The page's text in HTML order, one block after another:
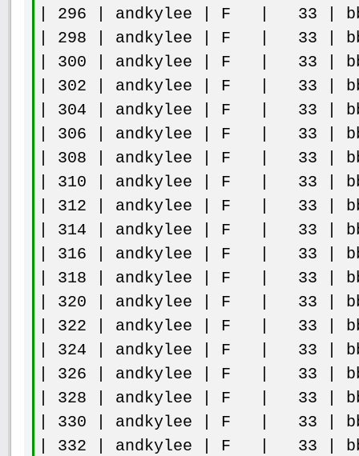
| 296 | andkylee | F | 33 |
| 298 | andkylee | F | 33 |
| 300 | andkylee | F | 33 |
| 302 | andkylee | F | 33 |
| 304 | andkylee | F | 33 |
| 306 | andkylee | F | 33 |
| 308 | andkylee | F | 33 |
| 310 | andkylee | F | 33 |
| 312 | andkylee | F | 33 |
| 314 | andkylee | F | 33 |
| 316 | andkylee | F | 33 |
| 318 | andkylee | F | 33 |
| 320 | andkylee | F | 33 |
| 322 | andkylee | F | 33 |
| 324 | andkylee | F | 33 |
| 326 | andkylee | F | 33 |
| 328 | andkylee | F | 33 |
| 330 | andkylee | F | 33 |
| 332 | andkylee | F | 33 |